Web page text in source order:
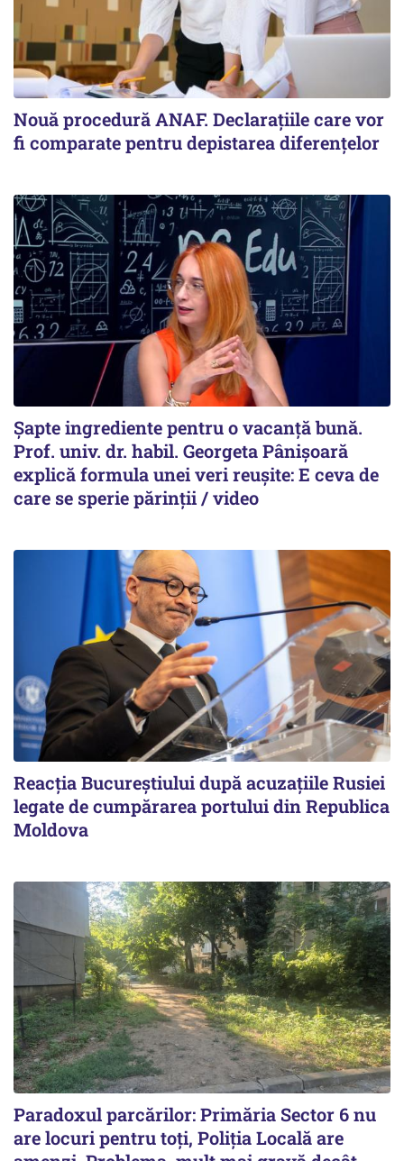
Nouă procedură ANAF. Declarațiile care vor
fi comparate pentru depistarea diferențelor
Șapte ingrediente pentru o vacanță bună.
Prof. univ. dr. habil. Georgeta Pânișoară
explică formula unei veri reușite: E ceva de
care se sperie părinții / video
Reacția Bucureștiului după acuzațiile Rusiei
legate de cumpărarea portului din Republica
Moldova
Paradoxul parcărilor: Primăria Sector 6 nu
are locuri pentru toți, Poliția Locală are